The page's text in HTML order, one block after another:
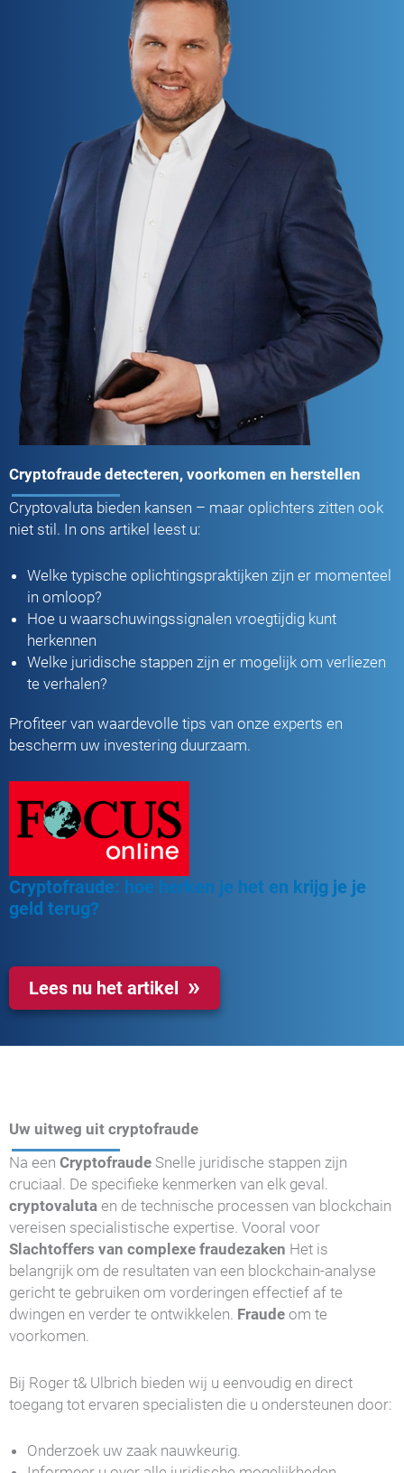
Cryptofraude detecteren, voorkomen en herstellen
Cryptovaluta bieden kansen – maar oplichters zitten ook
niet stil. In ons artikel leest u:
Welke typische oplichtingspraktijken zijn er momenteel
in omloop?
Hoe u waarschuwingssignalen vroegtijdig kunt
herkennen
Welke juridische stappen zijn er mogelijk om verliezen
te verhalen?
Profiteer van waardevolle tips van onze experts en
bescherm uw investering duurzaam.
Cryptofraude: hoe herken je het en krijg je je
geld terug?
Lees nu het artikel
Uw uitweg uit cryptofraude
Na een Cryptofraude Snelle juridische stappen zijn
cruciaal. De specifieke kenmerken van elk geval.
cryptovaluta en de technische processen van blockchain
vereisen specialistische expertise. Vooral voor
Slachtoffers van complexe fraudezaken Het is
belangrijk om de resultaten van een blockchain-analyse
gericht te gebruiken om vorderingen effectief af te
dwingen en verder te ontwikkelen. Fraude om te
voorkomen.
Bij Roger t& Ulbrich bieden wij u eenvoudig en direct
toegang tot ervaren specialisten die u ondersteunen door:
Onderzoek uw zaak nauwkeurig.